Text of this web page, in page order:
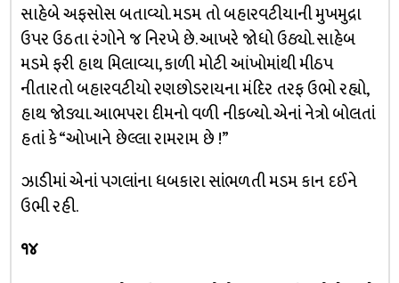
સાહેબે અફસોસ બતાવ્યો. મડમ તો બહારવટીયાની મુખમુદ્રા
ઉપર ઉઠતા રંગોને જ નિરખે છે. આખરે જોધો ઉઠ્યો. સાહેબ
મડમે ફરી હાથ મિલાવ્યા, કાળી મોટી આંખોમાંથી મીઠપ
નીતારતો બહારવટીયો રણછોડરાયના મંદિર તરફ ઉભો રહ્યો,
હાથ જોડ્યા. આભપરા દીમનો વળી નીકળ્યો. એનાં નેત્રો બોલતાં
હતાં કે “ઓખાને છેલ્લા રામરામ છે !”
ઝાડીમાં એનાં પગલાંના ધબકારા સાંભળતી મડમ કાન દઈને
ઉભી રહી.
૧૪